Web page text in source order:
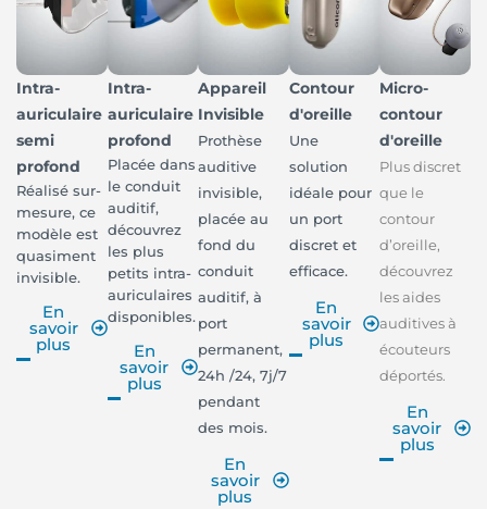
Intra-
auriculaire
semi
profond
Réalisé sur-
mesure, ce
modèle est
quasiment
invisible.
En
savoir
plus
Intra-
auriculaire
profond
Placée dans
le conduit
auditif,
découvrez
les plus
petits intra-
auriculaires
disponibles.
En
savoir
plus
Appareil
Invisible
Prothèse
auditive
invisible,
placée au
fond du
conduit
auditif, à
port
permanent,
24h /24, 7j/7
pendant
des mois.
En
savoir
plus
Contour
d'oreille
Une
solution
idéale pour
un port
discret et
efficace.
En
savoir
plus
Micro-
contour
d'oreille
Plus discret
que le
contour
d’oreille,
découvrez
les aides
auditives à
écouteurs
déportés.
En
savoir
plus